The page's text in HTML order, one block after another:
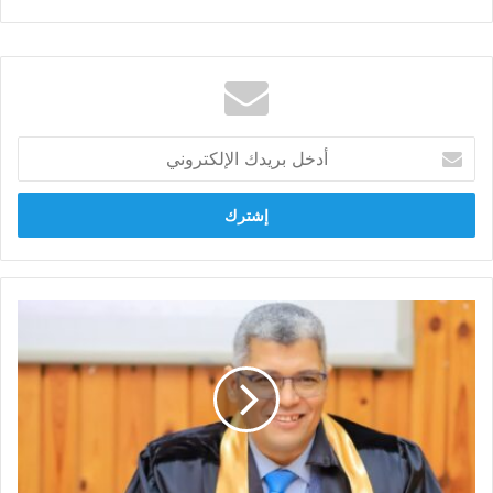
بريدك
الإلكتروني
د.حمدي
احمد
القديم